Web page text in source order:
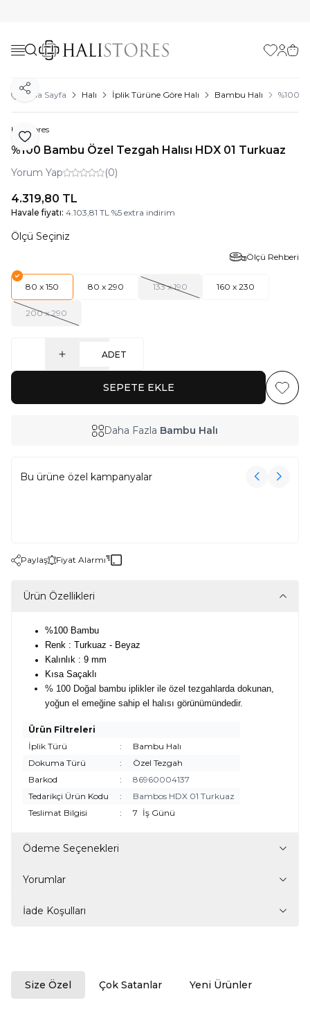
Favorilerim
Ana Sayfa Halı İplik Türüne Göre Halı Bambu Halı %100
Favoriye Ekle
Paylaş
Halıstores
%100 Bambu Özel Tezgah Halısı HDX 01 Turkuaz
Yorum Yap (0)
4.319,80 TL
Havale fiyatı: 4.103,81 TL %5 extra indirim
Ölçü Seçiniz
Ölçü Rehberi
80 x 150 80 x 290 133 x 190 160 x 230
200 x 290
ADET
SEPETE EKLE
Daha Fazla Bambu Halı
Bu ürüne özel kampanyalar
Paylaş Fiyat Alarmı
Ürün Özellikleri
%100 Bambu
Renk : Turkuaz - Beyaz
Kalınlık : 9 mm
Kısa Saçaklı
% 100 Doğal bambu iplikler ile özel tezgahlarda dokunan,
yoğun el emeğine sahip el halısı görünümündedir.
Ürün Filtreleri
İplik Türü
:
Bambu Halı
Dokuma Türü
:
Özel Tezgah
Barkod
:
86960004137
Tedarikçi Ürün Kodu
:
Bambos HDX 01 Turkuaz
Teslimat Bilgisi
: 7 İş Günü
Ödeme Seçenekleri
Yorumlar
İade Koşulları
Size Özel Çok Satanlar Yeni Ürünler